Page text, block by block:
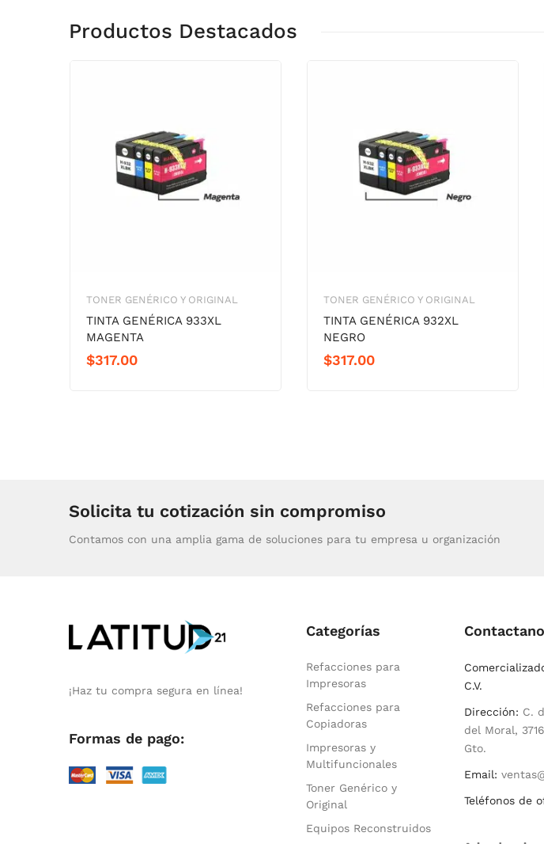
Productos Destacados
TONER GENÉRICO Y ORIGINAL
TINTA GENÉRICA 933XL
MAGENTA
$317.00
TONER GENÉRICO Y ORIGINAL
TINTA GENÉRICA 932XL
NEGRO
$317.00
Solicita tu cotización sin compromiso
Contamos con una amplia gama de soluciones para tu empresa u organización
¡Haz tu compra segura en línea!
Formas de pago:
Categorías
Refacciones para
Impresoras
Refacciones para
Copiadoras
Impresoras y
Multifuncionales
Toner Genérico y
Original
Equipos Reconstruidos
C.V.
Dirección: C.
del Moral,
Gto.
Email:
Teléfonos de